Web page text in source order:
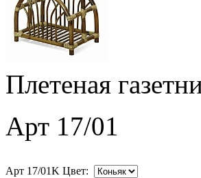
Плетеная
Арт 17/01
Арт 17/01K Цвет: